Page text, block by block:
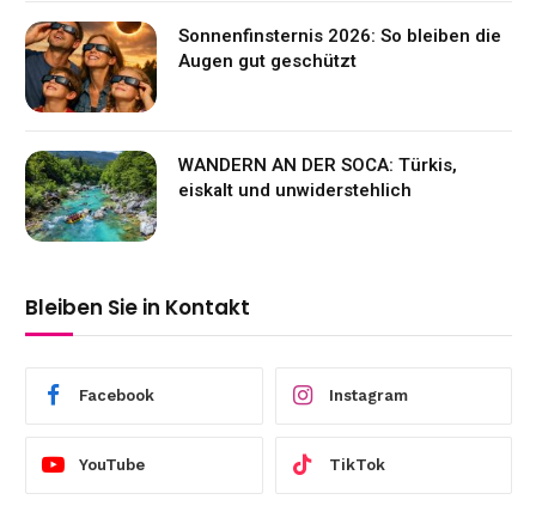
Sonnenfinsternis 2026: So bleiben die
Augen gut geschützt
WANDERN AN DER SOCA: Türkis,
eiskalt und unwiderstehlich
Bleiben Sie in Kontakt
Facebook Instagram
YouTube TikTok